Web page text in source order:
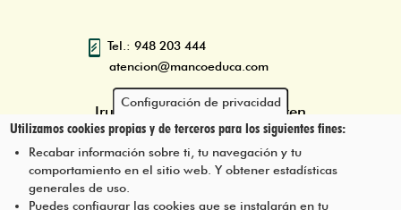
Tel.: 948 203 444
atencion@mancoeduca.com
Iruñerriko Mankomunitatearen
Ingurumen Heziketarako Eskola
Programa
Configuración de privacidad
Utilizamos cookies propias y de terceros para los siguientes fines:
Recabar información sobre ti, tu navegación y tu
comportamiento en el sitio web. Y obtener estadísticas
generales de uso.
Puedes configurar las cookies que se instalarán en tu